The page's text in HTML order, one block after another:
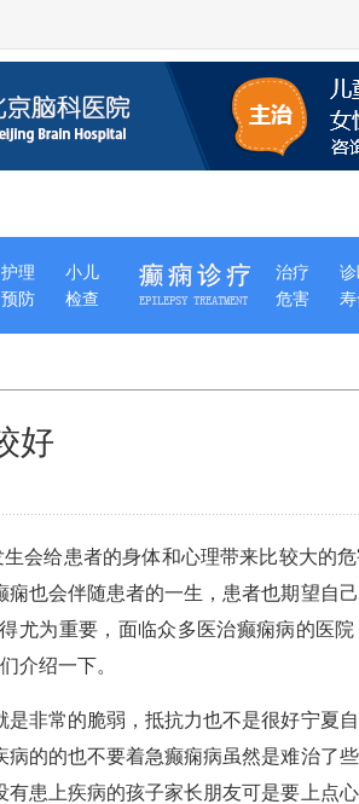
护理
小儿
预防 检查
治疗
危害
好
给患者的身体和心理带来比较大的危
也会伴随患者的一生，患者也期望自
尤为重要，面临众多医治癫痫病的医
介绍一下。
常的脆弱，抵抗力也不是很好宁夏
的的也不要着急癫痫病虽然是难治了
患上疾病的孩子家长朋友可是要上点